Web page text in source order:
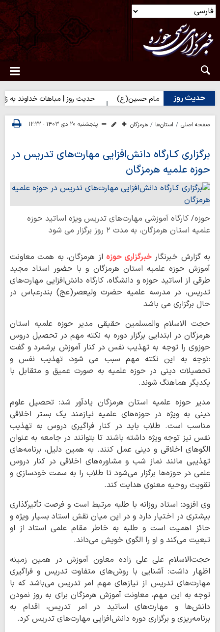
حدیث روز
برای زائران امام حسین(ع) حدیث روز | مباهات خداوند به زائر
صفحه اصلی استان‌ها هرمزگان پنجشنبه ۲۰ دی ۱۴۰۳ - ۱۲:۲۲
برگزاری کـارگاه دانش‌افزایی مهارت‌های تدریس در
حوزه علمیه هرمزگان
حوزه/ کارگاه آموزشی مهارت‌های تدریس ویژه اساتید حوزه
علمیه استان هرمزگان، به مدت ۲ روز برگزار می شود
به گزارش خبرنگارخبرگزاری حوزه از هرمزگان، به همت معاونت
آموزش حوزه علمیه استان هرمزگان و با حضور استاد مجید
طرقی از اساتید حوزه و دانشگاه، کارگاه دانش‌افزایی مهارت‌های
تدریس، در مدرسه علمیه حضرت ولیعصر(عج) بندرعباس در
حال برگزاری می باشد
حجت الاسلام والمسلمین حقیقی مدیر حوزه علمیه استان
هرمزگان در ابتدایی برگزار دوره به نکته مهم در تحصیل دروس
حوزوی را توجه به تهذیب نفس در کنار آموزش برشمرد و گفت
:توجه به این نکته مهم سبب می شود، تهذیب نفس و
تحصیلات دینی در حوزه علمیه به صورت عمیق و متقابل با
یکدیگر هماهنگ شوند.
مدیر حوزه علمیه استان هرمزگان یادآور شد: تحصیل علوم
دینی به ویژه در حوزه‌های علمیه نیازمند یک بستر اخلاقی
مناسب است. طلاب باید در کنار فراگیری دروس به تهذیب
نفس نیز توجه ویژه داشته باشند تا بتوانند در جامعه به عنوان
الگوهای اخلاقی و دینی عمل کنند. به همین دلیل، برنامه‌های
تهذیبی مانند نماز شب و مشاوره‌های اخلاقی در کنار دروس
علمی در حوزه‌ها برگزار می‌شود تا طلاب را به سمت خودسازی و
تقویت روحیه معنوی هدایت کند.
وی افزود: استاد روزانه با طلبه مرتبط است و فرصت تأثیرگذاری
بیشتری در اختیار دارد و در این میان نقش استاد بسیار ویژه و
حائز اهمیت است و طلبه به خاطر مقام علمی استاد از او
تبعیت می‌کند و او را الگوی خویش می‌داند.
حجت‌الاسلام علی علی زاده معاون آموزش در همین زمینه
اظهار داشت: آشنایی با روش‌های متفاوت تدریس و فراگیری
مهارت‌های تدریس از نیازهای مهم امر تدریس می‌باشد که با
توجه به این مهم، معاونت آموزش هرمزگان برای به روز نمودن
دانش‌ها و مهارت‌های اساتید در امر تدریس، اقدام به
برنامه‌ریزی و برگزاری دوره دانش‌افزایی مهارت‌های تدریس کرد.